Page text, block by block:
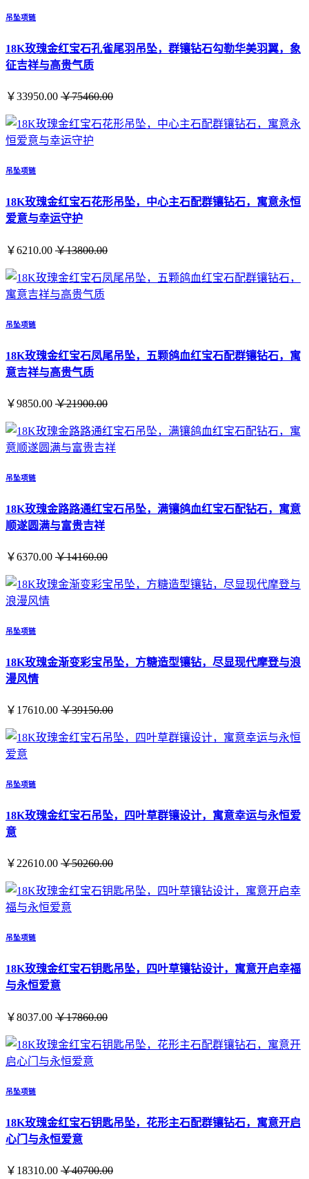
吊坠项链
18K玫瑰金红宝石孔雀尾羽吊坠，群镶钻石勾勒华美羽翼，象
征吉祥与高贵气质
￥33950.00 ￥75460.00
吊坠项链
18K玫瑰金红宝石花形吊坠，中心主石配群镶钻石，寓意永恒
爱意与幸运守护
￥6210.00 ￥13800.00
吊坠项链
18K玫瑰金红宝石凤尾吊坠，五颗鸽血红宝石配群镶钻石，寓
意吉祥与高贵气质
￥9850.00 ￥21900.00
吊坠项链
18K玫瑰金路路通红宝石吊坠，满镶鸽血红宝石配钻石，寓意
顺遂圆满与富贵吉祥
￥6370.00 ￥14160.00
吊坠项链
18K玫瑰金渐变彩宝吊坠，方糖造型镶钻，尽显现代摩登与浪
漫风情
￥17610.00 ￥39150.00
吊坠项链
18K玫瑰金红宝石吊坠，四叶草群镶设计，寓意幸运与永恒爱
意
￥22610.00 ￥50260.00
吊坠项链
18K玫瑰金红宝石钥匙吊坠，四叶草镶钻设计，寓意开启幸福
与永恒爱意
￥8037.00 ￥17860.00
吊坠项链
18K玫瑰金红宝石钥匙吊坠，花形主石配群镶钻石，寓意开启
心门与永恒爱意
￥18310.00 ￥40700.00